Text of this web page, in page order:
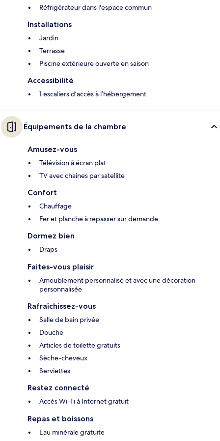
Réfrigérateur dans l'espace commun
Installations
Jardin
Terrasse
Piscine extérieure ouverte en saison
Accessibilité
1 escaliers d’accès à l’hébergement
Équipements de la chambre
Amusez-vous
Télévision à écran plat
TV avec chaînes par satellite
Confort
Chauffage
Fer et planche à repasser sur demande
Dormez bien
Draps
Faites-vous plaisir
Ameublement personnalisé et avec une décoration
personnalisée
Rafraîchissez-vous
Salle de bain privée
Douche
Articles de toilette gratuits
Sèche-cheveux
Serviettes
Restez connecté
Accès Wi-Fi à Internet gratuit
Repas et boissons
Eau minérale gratuite